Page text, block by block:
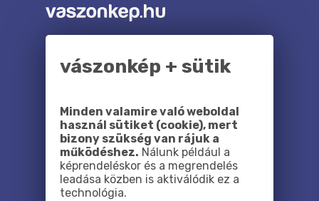
vászonkép + sütik
Minden valamire való weboldal
használ sütiket (cookie), mert
bizony szükség van rájuk a
működéshez. Nálunk például a
képrendeléskor és a megrendelés
leadása közben is aktiválódik ez a
technológia.